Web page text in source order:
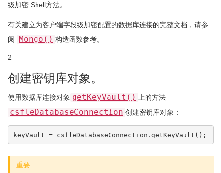
级加密 Shell方法。
有关建立为客户端字段级加密配置的数据库连接的完整文档，请参
阅 Mongo() 构造函数参考。
2
创建密钥库对象。
使用数据库连接对象 getKeyVault() 上的方法
csfleDatabaseConnection 创建密钥库对象：
keyVault = csfleDatabaseConnection . getKeyVault ();
重要